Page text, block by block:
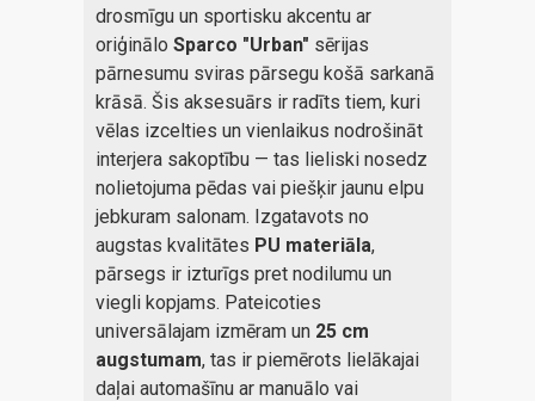
drosmīgu un sportisku akcentu ar
oriģinālo Sparco "Urban" sērijas
pārnesumu sviras pārsegu košā sarkanā
krāsā. Šis aksesuārs ir radīts tiem, kuri
vēlas izcelties un vienlaikus nodrošināt
interjera sakoptību — tas lieliski nosedz
nolietojuma pēdas vai piešķir jaunu elpu
jebkuram salonam. Izgatavots no
augstas kvalitātes PU materiāla,
pārsegs ir izturīgs pret nodilumu un
viegli kopjams. Pateicoties
universālajam izmēram un 25 cm
augstumam, tas ir piemērots lielākajai
daļai automašīnu ar manuālo vai